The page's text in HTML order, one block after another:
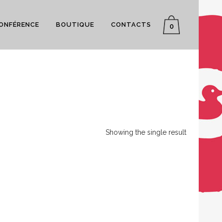
0
BOUTIQUE CONTACTS
Showing the single result